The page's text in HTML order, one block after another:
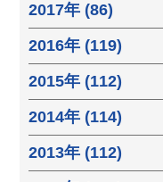
2017年 (86)
2016年 (119)
2015年 (112)
2014年 (114)
2013年 (112)